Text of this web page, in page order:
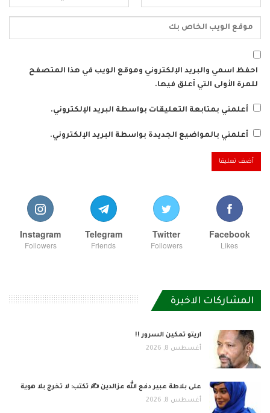
احفظ اسمي والبريد الإلكتروني وموقع الويب في هذا المتصفح
للمرة الأولى التي أعلق فيها.
أعلمني بمتابعة التعليقات بواسطة البريد الإلكتروني.
أعلمني بالمواضيع الجديدة بواسطة البريد الإلكتروني.
Facebook
Likes
Twitter
Followers
Telegram
Friends
Instagram
Followers
المشاركات الاخيرة
اريتو تمكين السرور !!
أغسطس 8, 2026
على بلاطة عبير دفع الله عزالدين ✍️ تكتب: لا تخرج بلا هوية
أغسطس 8, 2026